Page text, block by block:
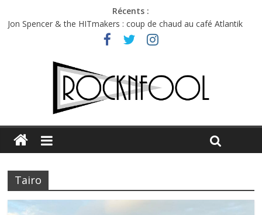
Récents :
Jon Spencer & the HITmakers : coup de chaud au café Atlantik
Hellfest 2026 vendredi : température et émotions en hausse
Hellfest 2026 jeudi : impossible de choisir entre chaleur et bonne
Première édition du Midgard Festival : entre bière, métal et
Charlie Puth à l’Olympia : la leçon de pop du Professeur Puth
Tairo